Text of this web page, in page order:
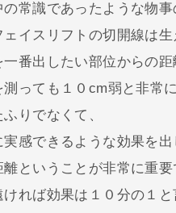
常識であったような物事
ェイスリフトの切開線は生
一番出したい部位からの距
測っても１０cm弱と非常
りでなくて、
感できるような効果を出
離ということが非常に重要
ければ効果は１０分の１と